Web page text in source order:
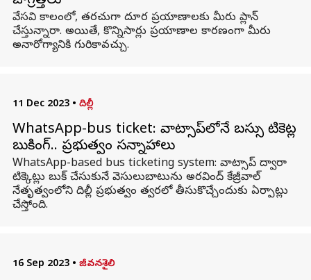
వేసవి కాలంలో, తరచుగా దూర ప్రయాణాలకు మీరు ప్లాన్
చేస్తున్నారా. అయితే, కొన్నిసార్లు ప్రయాణాల కారణంగా మీరు
అనారోగ్యానికి గురికావచ్చు.
11 Dec 2023 • దిల్లీ
WhatsApp-bus ticket: వాట్సాప్‌లోనే బస్సు టికెట్ల
బుకింగ్.. ప్రభుత్వం సన్నాహాలు
WhatsApp-based bus ticketing system: వాట్సాప్ ద్వారా
టిక్కెట్లు బుక్ చేసుకునే వెసులుబాటును అరవింద్ కేజ్రీవాల్
నేతృత్వంలోని దిల్లీ ప్రభుత్వం త్వరలో తీసుకొచ్చేందుకు ఏర్పాట్లు
చేస్తోంది.
16 Sep 2023 • జీవనశైలి